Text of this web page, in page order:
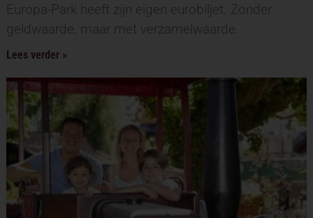
Europa-Park heeft zijn eigen eurobiljet. Zonder
geldwaarde, maar met verzamelwaarde.
Lees verder »